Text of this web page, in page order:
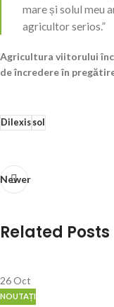
mare și solul meu
agricultor serios.”
Agricultura viitorului
de încredere în
Dilexissol
Newer
Related Posts
26Oct
NOUTAȚI